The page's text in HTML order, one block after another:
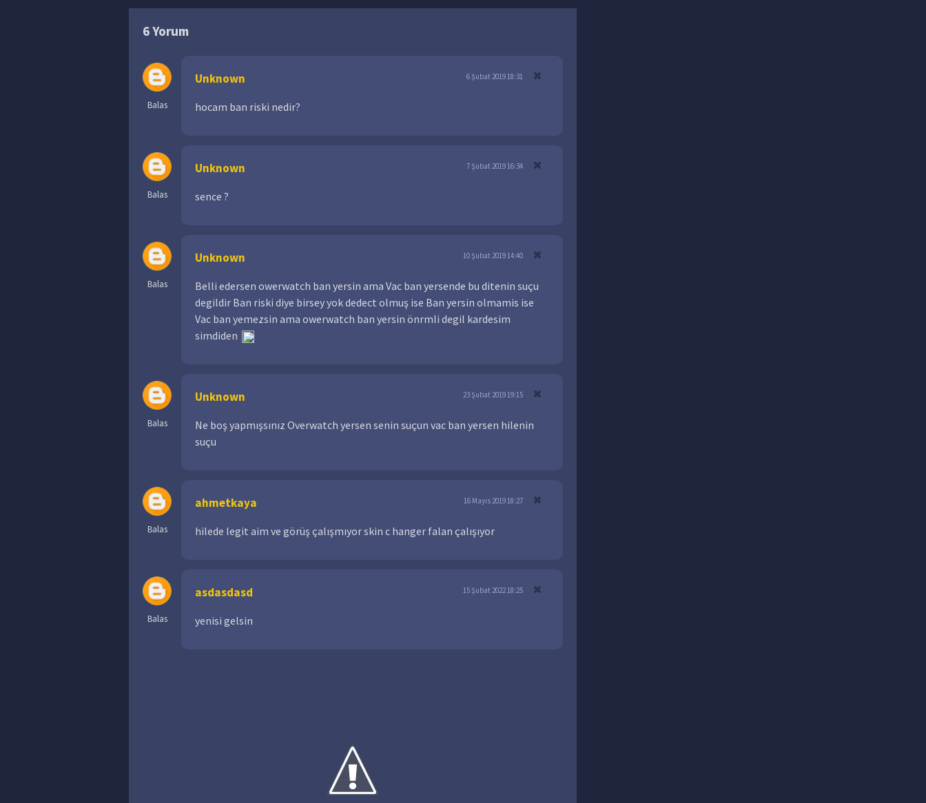
6 Yorum
Balas
Unknown 6 Şubat 2019 18:31
hocam ban riski nedir?
Balas
Unknown 7 Şubat 2019 16:34
sence ?
Balas
Unknown 10 Şubat 2019 14:40
Belli edersen owerwatch ban yersin ama Vac ban yersende bu ditenin suçu
degildir Ban riski diye birsey yok dedect olmuş ise Ban yersin olmamis ise
Vac ban yemezsin ama owerwatch ban yersin önrmli degil kardesim
simdiden
Balas
Unknown 23 Şubat 2019 19:15
Ne boş yapmışsınız Overwatch yersen senin suçun vac ban yersen hilenin
suçu
Balas
ahmetkaya 16 Mayıs 2019 18:27
hilede legit aim ve görüş çalışmıyor skin c hanger falan çalışıyor
Balas
asdasdasd 15 Şubat 2022 18:25
yenisi gelsin